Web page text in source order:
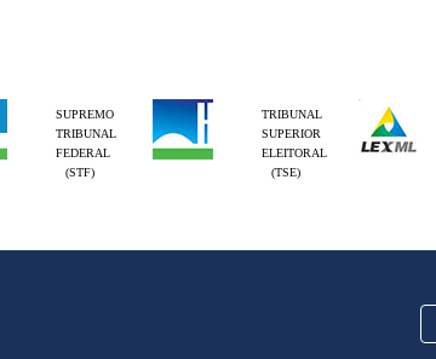
SUPREMO
TRIBUNAL
FEDERAL
(STF)
TRIBUNAL
SUPERIOR
ELEITORAL
(TSE)